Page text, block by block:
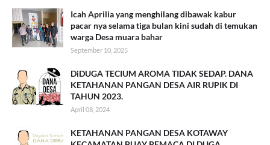
Icah Aprilia yang menghilang dibawak kabur
pacar nya selama tiga bulan kini sudah di temukan
warga Desa muara bahar
September 10, 2025
DiDUGA TECIUM AROMA TIDAK SEDAP. DANA
KETAHANAN PANGAN DESA AIR RUPIK DI
TAHUN 2023.
April 08, 2024
KETAHANAN PANGAN DESA KOTAWAY